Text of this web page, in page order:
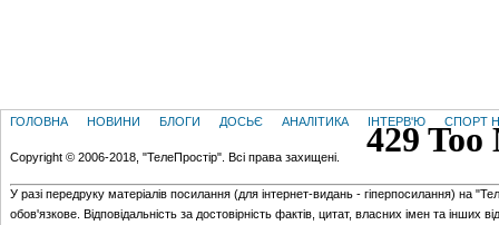
ГОЛОВНА НОВИНИ БЛОГИ ДОСЬЄ АНАЛІТИКА ІНТЕРВ'Ю СПОРТ
Copyright © 2006-2018, "ТелеПростір". Всі права захищені.
У разі передруку матеріалів посилання (для iнтернет-видань - гiперпосилання) на
обов'язкове. Відповідальність за достовірність фактів, цитат, власних імен та інших